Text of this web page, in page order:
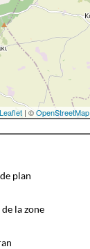
Leaflet| ©OpenStreetMap
plan
la zone